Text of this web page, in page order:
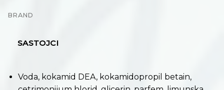
BRAND
SASTOJCI
Voda, kokamid DEA, kokamidopropil betain,